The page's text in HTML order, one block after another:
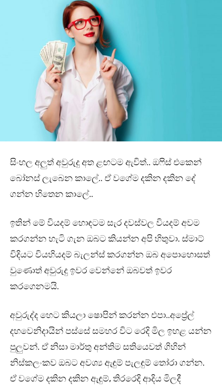
සිංහල අලුත් අවුරුදු අත ළඟටම ඇවිත්.. ඔෆිස් එකෙන්
බෝනස් ලැබෙන කාලේ.. ඒ වගේම දකින දකින දේ
ගන්න හිතෙන කාලේ..
ඉතින් මේ වියදම් හොඳටම සැර දවස්වල වියදම් අවම
කරගන්න හැටි ගැන ඔබට කියන්න අපි හිතුවා. ස්මාට්
විදියට වියහියදම් බැලන්ස් කරගන්න ඔබ අපොහොසත්
වුණොත් අවුරුදු ඉවර වෙන්නේ ඔබවත් ඉවර
කරගෙනමයි.
අවුරුද්ද හෙට කියලා ෂොපින් කරන්න එපා..අප්‍රේල්
දහවෙනිදායින් පස්සේ සමහර විට රෙදි මිල ඉහළ යන්න
පුලුවන්. ඒ නිසා මාර්තු අන්තිම සතියෙවත් ගිහින්
නිස්කලංකව ඔබට අවශ්‍ය ඇඳුම් පැලඳුම් තෝරා ගන්න.
ඒ වගේම දකින දකින ඇඳුම්, තිරරෙදි ආදිය මිලදී